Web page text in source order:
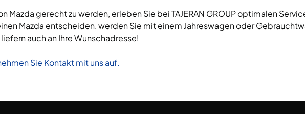
Mazda gerecht zu werden, erleben Sie bei TAJERAN GROUP optimalen
Mazda entscheiden, werden Sie mit einem Jahreswagen oder
auch an Ihre Wunschadresse!
Sie Kontakt mit uns auf.